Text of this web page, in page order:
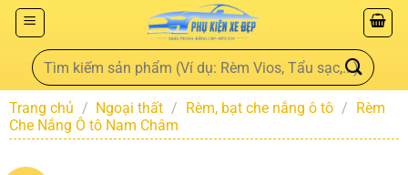
Trang chủ / Ngoại thất / Rèm, bạt che nắng ô tô / Rèm
Che Nắng Ô tô Nam Châm